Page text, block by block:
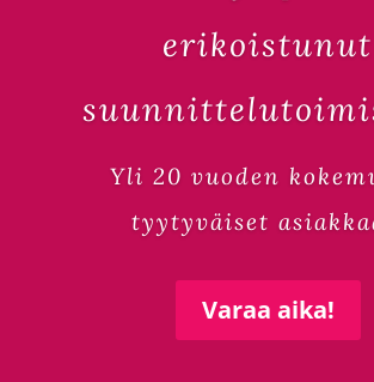
erikoistunut
Yli 20 vuoden
tyytyväiset
Varaa aika!